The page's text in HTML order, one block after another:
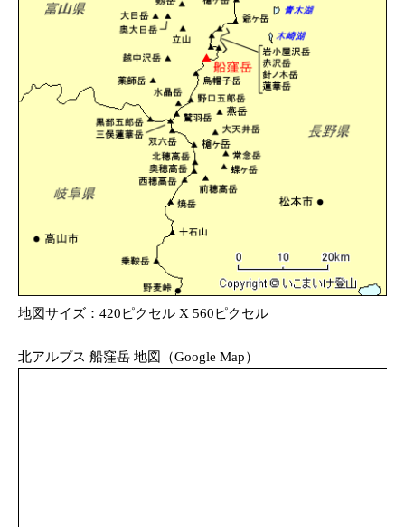
地図サイズ：420ピクセル X 560ピクセル
北アルプス 船窪岳 地図（Google Map）